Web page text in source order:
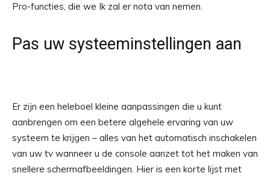
Pro-functies, die we Ik zal er nota van nemen.
Pas uw systeeminstellingen aan
Er zijn een heleboel kleine aanpassingen die u kunt
aanbrengen om een ​​betere algehele ervaring van uw
systeem te krijgen – alles van het automatisch inschakelen
van uw tv wanneer u de console aanzet tot het maken van
snellere schermafbeeldingen. Hier is een korte lijst met